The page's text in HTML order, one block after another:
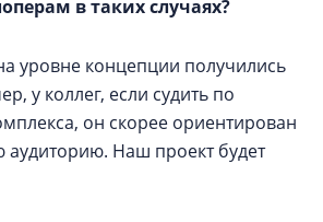
в таких случаях?
уровне концепции получились
у коллег, если судить по
он скорее ориентирован
аудиторию. Наш проект будет